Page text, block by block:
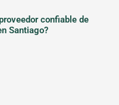
confiable de
Santiago?